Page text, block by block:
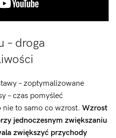
– droga
– zoptymalizowane
– czas pomyśleć
to samo co wzrost. Wzrost
jednoczesnym zwiększaniu
zwiększyć przychody